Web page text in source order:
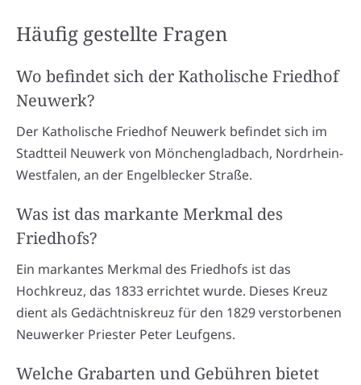
Häufig gestellte Fragen
Wo befindet sich der Katholische Friedhof
Neuwerk?
Der Katholische Friedhof Neuwerk befindet sich im
Stadtteil Neuwerk von Mönchengladbach, Nordrhein-
Westfalen, an der Engelblecker Straße.
Was ist das markante Merkmal des
Friedhofs?
Ein markantes Merkmal des Friedhofs ist das
Hochkreuz, das 1833 errichtet wurde. Dieses Kreuz
dient als Gedächtniskreuz für den 1829 verstorbenen
Neuwerker Priester Peter Leufgens.
Welche Grabarten und Gebühren bietet